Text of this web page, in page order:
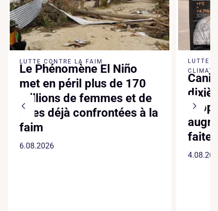
LUTTE CONTRE LA FAIM
Le Phénomène El Niño
met en péril plus de 170
millions de femmes et de
filles déjà confrontées à la
faim
6.08.2026
LUTTE